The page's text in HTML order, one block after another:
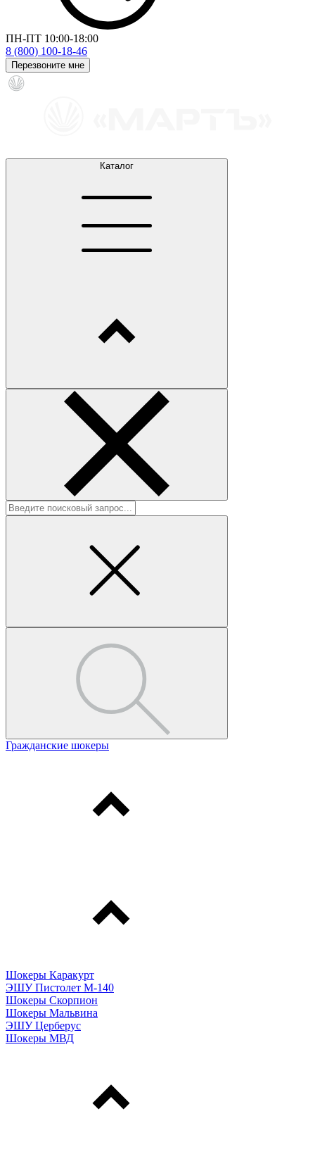
ПН-ПТ 10:00-18:00
8 (800) 100-18-46
Перезвоните мне
Каталог
Гражданские шокеры
Шокеры Каракурт
ЭШУ Пистолет М-140
Шокеры Скорпион
Шокеры Мальвина
ЭШУ Церберус
Шокеры МВД